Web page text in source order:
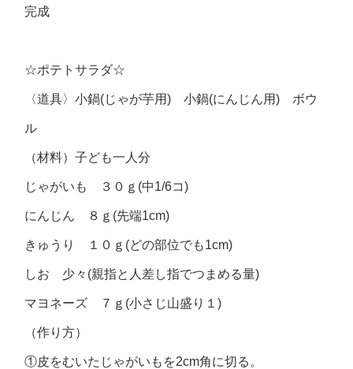
完成
☆ポテトサラダ☆
〈道具〉小鍋(じゃが芋用) 小鍋(にんじん用) ボウ
ル
（材料）子ども一人分
じゃがいも ３０ｇ(中1/6コ)
にんじん ８ｇ(先端1cm)
きゅうり １０ｇ(どの部位でも1cm)
しお 少々(親指と人差し指でつまめる量)
マヨネーズ ７ｇ(小さじ山盛り１)
（作り方）
①皮をむいたじゃがいもを2cm角に切る。